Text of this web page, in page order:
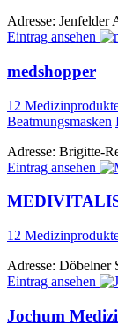
Adresse: Jenfelder
Eintrag ansehen
medshopper
12
Beatmungsmasken
Adresse: Brigitte-
Eintrag ansehen
12
Adresse: Döbelner
Eintrag ansehen
Jochum